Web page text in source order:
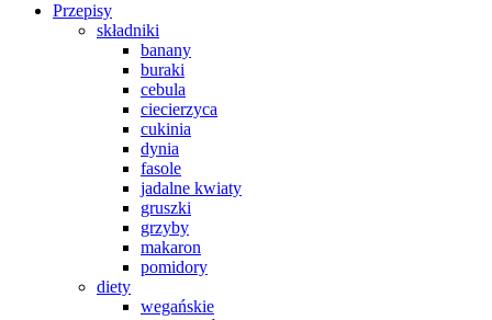
Przepisy
składniki
banany
buraki
cebula
ciecierzyca
cukinia
dynia
fasole
jadalne kwiaty
gruszki
grzyby
makaron
pomidory
diety
wegańskie